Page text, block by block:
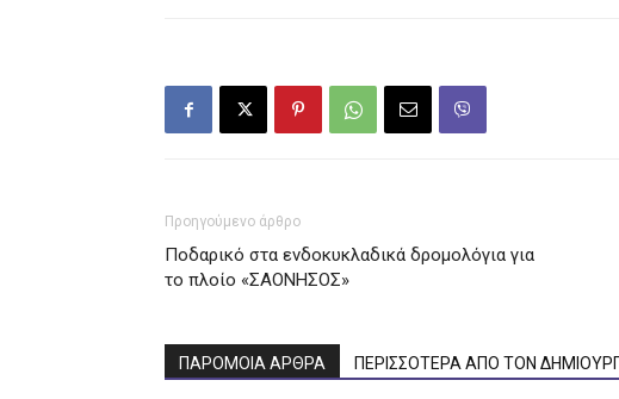
Προηγούμενο άρθρο
Ποδαρικό στα ενδοκυκλαδικά δρομολόγια για
το πλοίο «ΣΑΟΝΗΣΟΣ»
ΠΑΡΟΜΟΙΑ ΑΡΘΡΑ ΠΕΡΙΣΣΟΤΕΡΑ ΑΠΟ ΤΟΝ